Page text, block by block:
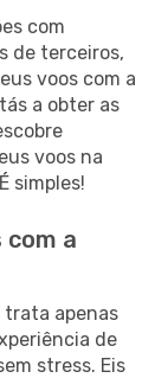
com
de terceiros,
voos com a
a obter as
voos na
simples!
a
trata apenas
de
stress. Eis